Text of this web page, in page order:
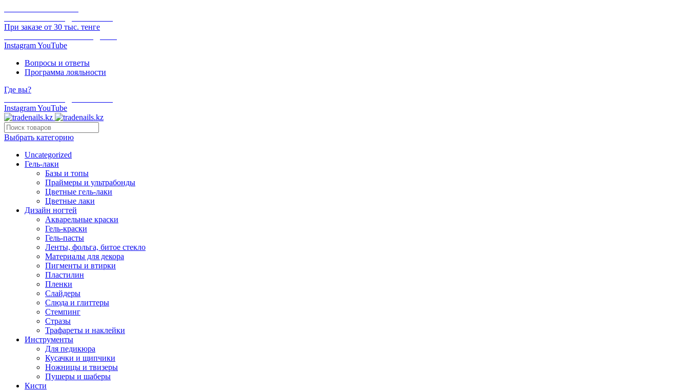
При заказе от 30 тыс. тенге
InstagramYouTube
Вопросы и ответы
Программа лояльности
Где вы?
InstagramYouTube
Выбрать категорию
Uncategorized
Гель-лаки
Базы и топы
Праймеры и ультрабонды
Цветные гель-лаки
Цветные лаки
Дизайн ногтей
Акварельные краски
Гель-краски
Гель-пасты
Ленты, фольга, битое стекло
Материалы для декора
Пигменты и втирки
Пластилин
Пленки
Слайдеры
Слюда и глиттеры
Стемпинг
Стразы
Трафареты и наклейки
Инструменты
Для педикюра
Кусачки и щипчики
Ножницы и твизеры
Пушеры и шаберы
Кисти